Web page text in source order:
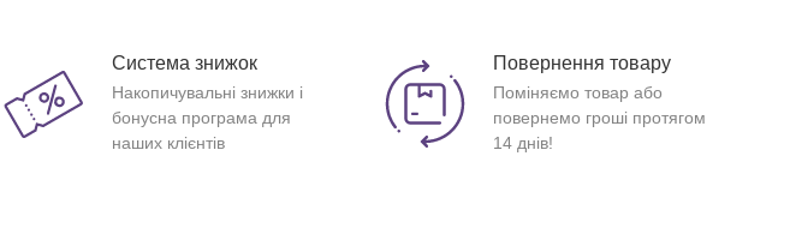
Система знижок
Накопичувальні знижки і
бонусна програма для
наших клієнтів
Повернення товару
Поміняємо товар або
повернемо гроші протягом
14 днів!